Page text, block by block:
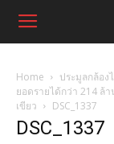
Home
ประมูลกล้อง
ยอดรายได้กว่า 214 ล้
เขียว
DSC_1337
DSC_1337